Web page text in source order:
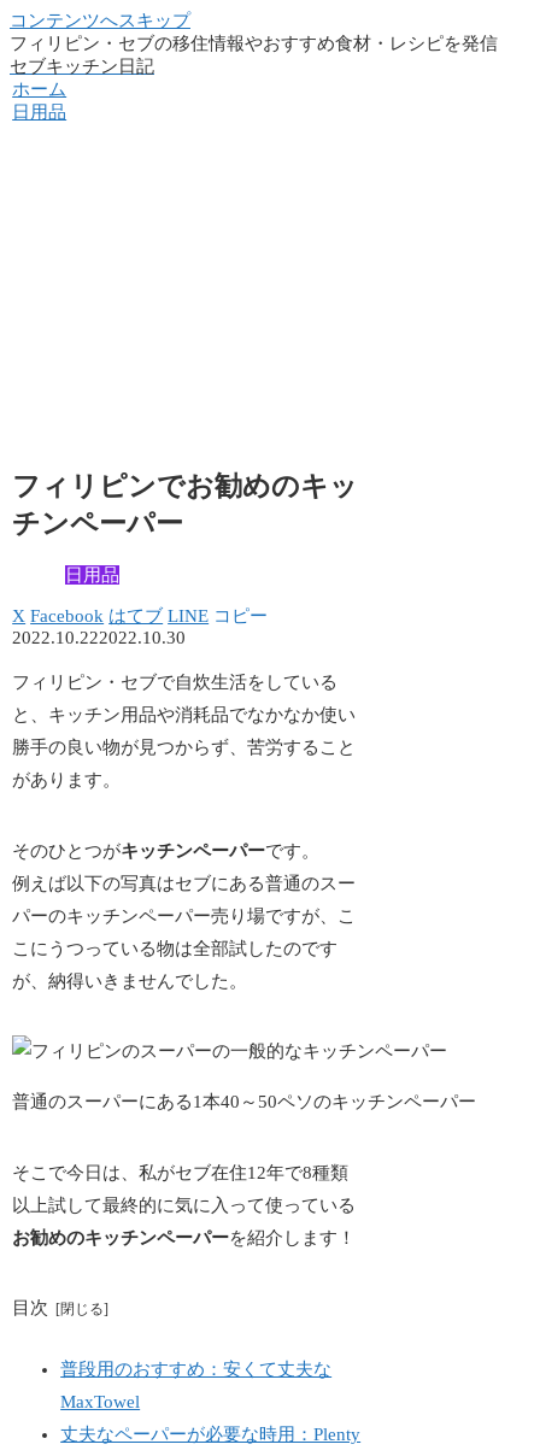
コンテンツへスキップ
フィリピン・セブの移住情報やおすすめ食材・レシピを発信
セブキッチン日記
ホーム
日用品
フィリピンでお勧めのキッ
チンペーパー
日用品
X Facebook はてブ LINE コピー
2022.10.222022.10.30
フィリピン・セブで自炊生活をしている
と、 キッチン用品や消耗品でなかなか使い
勝手の良い物が見つからず、苦労すること
があります。
そのひとつがキッチンペーパーです。
例えば以下の写真はセブにある普通のスー
パーのキッチンペーパー売り場ですが、こ
こにうつっている物は全部試したのです
が、納得いきませんでした。
普通のスーパーにある1本40～50ペソのキッチンペーパー
そこで今日は、私がセブ在住12年で8種類
以上試して最終的に気に入って使っている
お勧めのキッチンペーパーを紹介します！
目次
普段用のおすすめ：安くて丈夫な
MaxTowel
丈夫なペーパーが必要な時用：Plenty